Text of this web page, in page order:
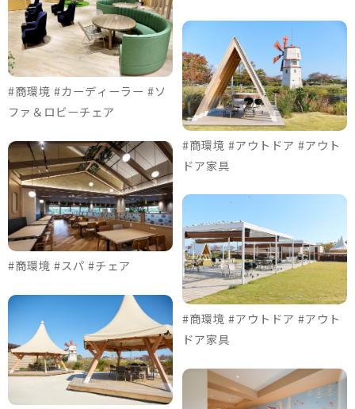
#商環境 #カーディーラー #ソ
ファ＆ロビーチェア
#商環境 #スパ #チェア
#商環境 #アウトドア #アウト
ドア家具
#商環境 #アウトドア #アウト
ドア家具